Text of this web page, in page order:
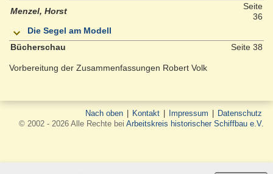
Menzel, Horst
Seite
36
Die Segel am Modell
Bücherschau
Seite 38
Vorbereitung der Zusammenfassungen Robert Volk
Nach oben | Kontakt | Impressum | Datenschutz
© 2002 - 2026 Alle Rechte bei Arbeitskreis historischer Schiffbau e.V.